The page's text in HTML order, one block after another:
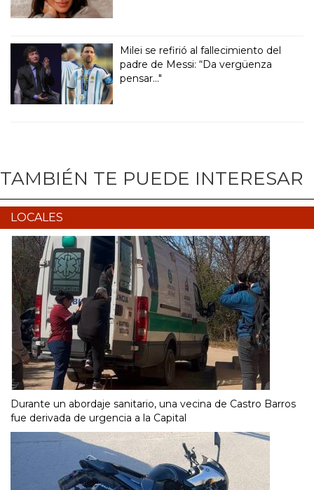
Milei se refirió al fallecimiento del
padre de Messi: “Da vergüenza
pensar..."
TAMBIÉN TE PUEDE INTERESAR
LOCALES
Durante un abordaje sanitario, una vecina de Castro Barros
fue derivada de urgencia a la Capital